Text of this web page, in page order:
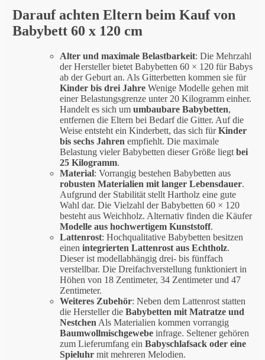
Darauf achten Eltern beim Kauf von
Babybett 60 x 120 cm
Alter und maximale Belastbarkeit: Die Mehrzahl
der Hersteller bietet Babybetten 60 × 120 für Babys
ab der Geburt an. Als Gitterbetten kommen sie für
Kinder bis drei JahreWenige Modelle gehen mit
einer Belastungsgrenze unter 20 Kilogramm einher.
Handelt es sich um umbaubare Babybetten,
entfernen die Eltern bei Bedarf die Gitter. Auf die
Weise entsteht ein Kinderbett, das sich fürKinder
bis sechs Jahren empfiehlt. Die maximale
Belastung vieler Babybetten dieser Größe liegt bei
25 Kilogramm.
Material: Vorrangig bestehen Babybetten aus
robusten Materialien mit langer Lebensdauer.
Aufgrund der Stabilität stellt Hartholz eine gute
Wahl dar. Die Vielzahl der Babybetten 60 × 120
besteht aus Weichholz. Alternativ finden die Käufer
Modelle aus hochwertigem Kunststoff.
Lattenrost: Hochqualitative Babybetten besitzen
einen integrierten Lattenrost aus Echtholz.
Dieser ist modellabhängig drei- bis fünffach
verstellbar. Die Dreifachverstellung funktioniert in
Höhen von 18 Zentimeter, 34 Zentimeter und 47
Zentimeter.
Weiteres Zubehör: Neben dem Lattenrost statten
die Hersteller die Babybetten mit Matratze und
Nestchen Als Materialien kommen vorrangig
Baumwollmischgewebeinfrage. Seltener gehören
zum Lieferumfang ein Babyschlafsack oder eine
Spieluhrmit mehreren Melodien.